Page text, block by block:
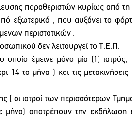
παραθεριστών κυρίως από τη
εξωτερικό , που αυξάνει το
περιστατικών .
δεν λειτουργεί το Τ.Ε.Π.
οποίο έμεινε μόνο μία (1) ιατρός,
το μήνα ) και τις
( οι ιατροί των περισσότερων
αποτρέπουν την εκδήλωση